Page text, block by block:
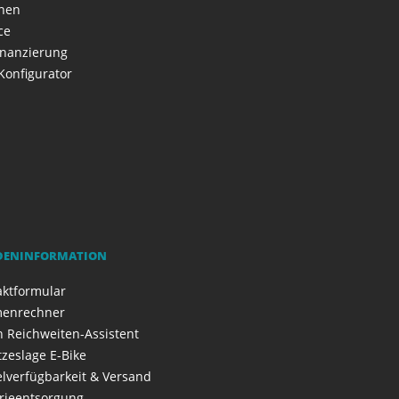
Reichweiten-Assistent
E-Bike
& Versand